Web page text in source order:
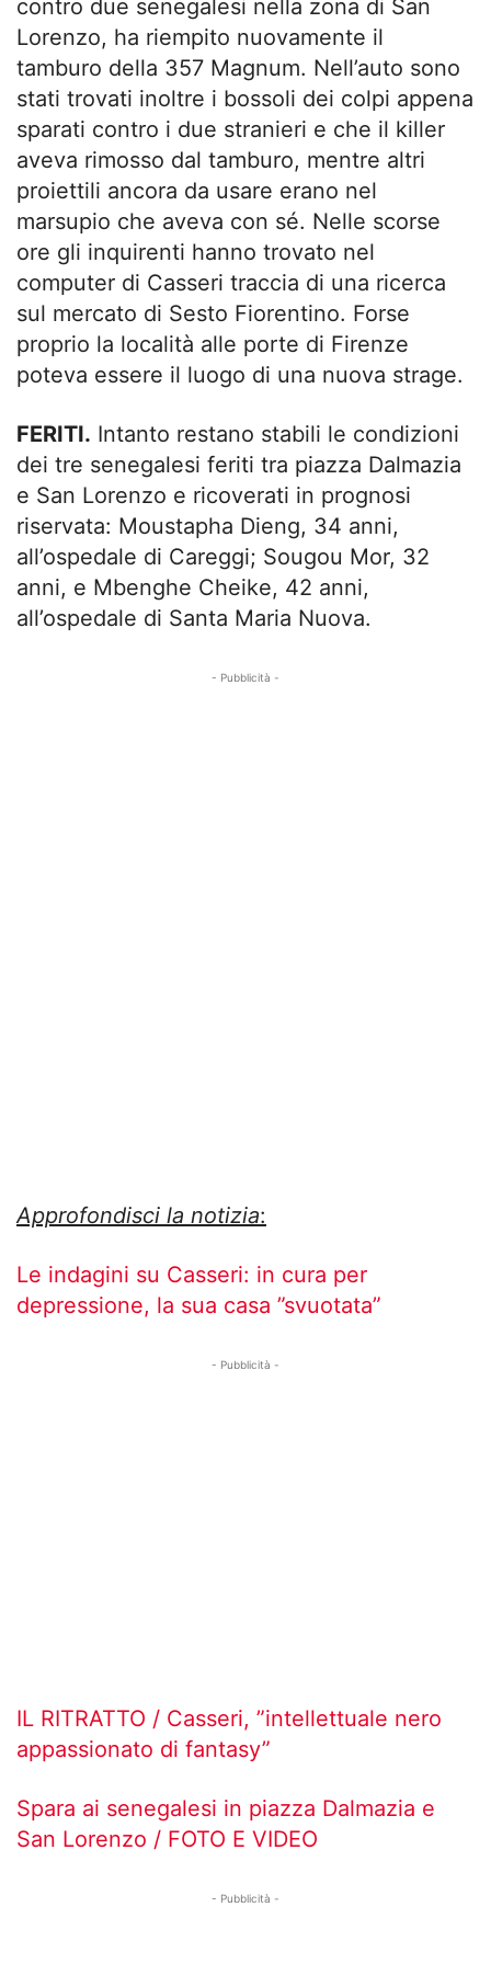
contro due senegalesi nella zona di San
Lorenzo, ha riempito nuovamente il
tamburo della 357 Magnum. Nell’auto sono
stati trovati inoltre i bossoli dei colpi appena
sparati contro i due stranieri e che il killer
aveva rimosso dal tamburo, mentre altri
proiettili ancora da usare erano nel
marsupio che aveva con sé. Nelle scorse
ore gli inquirenti hanno trovato nel
computer di Casseri traccia di una ricerca
sul mercato di Sesto Fiorentino. Forse
proprio la località alle porte di Firenze
poteva essere il luogo di una nuova strage.
FERITI. Intanto restano stabili le condizioni
dei tre senegalesi feriti tra piazza Dalmazia
e San Lorenzo e ricoverati in prognosi
riservata: Moustapha Dieng, 34 anni,
all’ospedale di Careggi; Sougou Mor, 32
anni, e Mbenghe Cheike, 42 anni,
all’ospedale di Santa Maria Nuova.
- Pubblicità -
Approfondisci la notizia:
Le indagini su Casseri: in cura per
depressione, la sua casa ”svuotata”
- Pubblicità -
IL RITRATTO / Casseri, ”intellettuale nero
appassionato di fantasy”
Spara ai senegalesi in piazza Dalmazia e
San Lorenzo / FOTO E VIDEO
- Pubblicità -